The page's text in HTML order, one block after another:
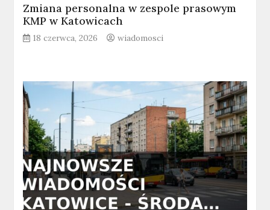
Zmiana personalna w zespole prasowym
KMP w Katowicach
18 czerwca, 2026 wiadomosci